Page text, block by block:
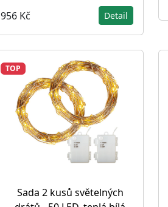
956 Kč Detail
TOP
Sada 2 kusů světelných